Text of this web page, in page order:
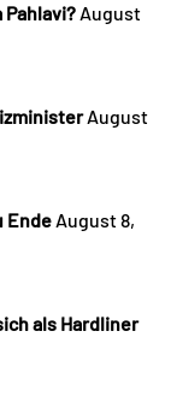
August
August
Ende August 8,
als Hardliner